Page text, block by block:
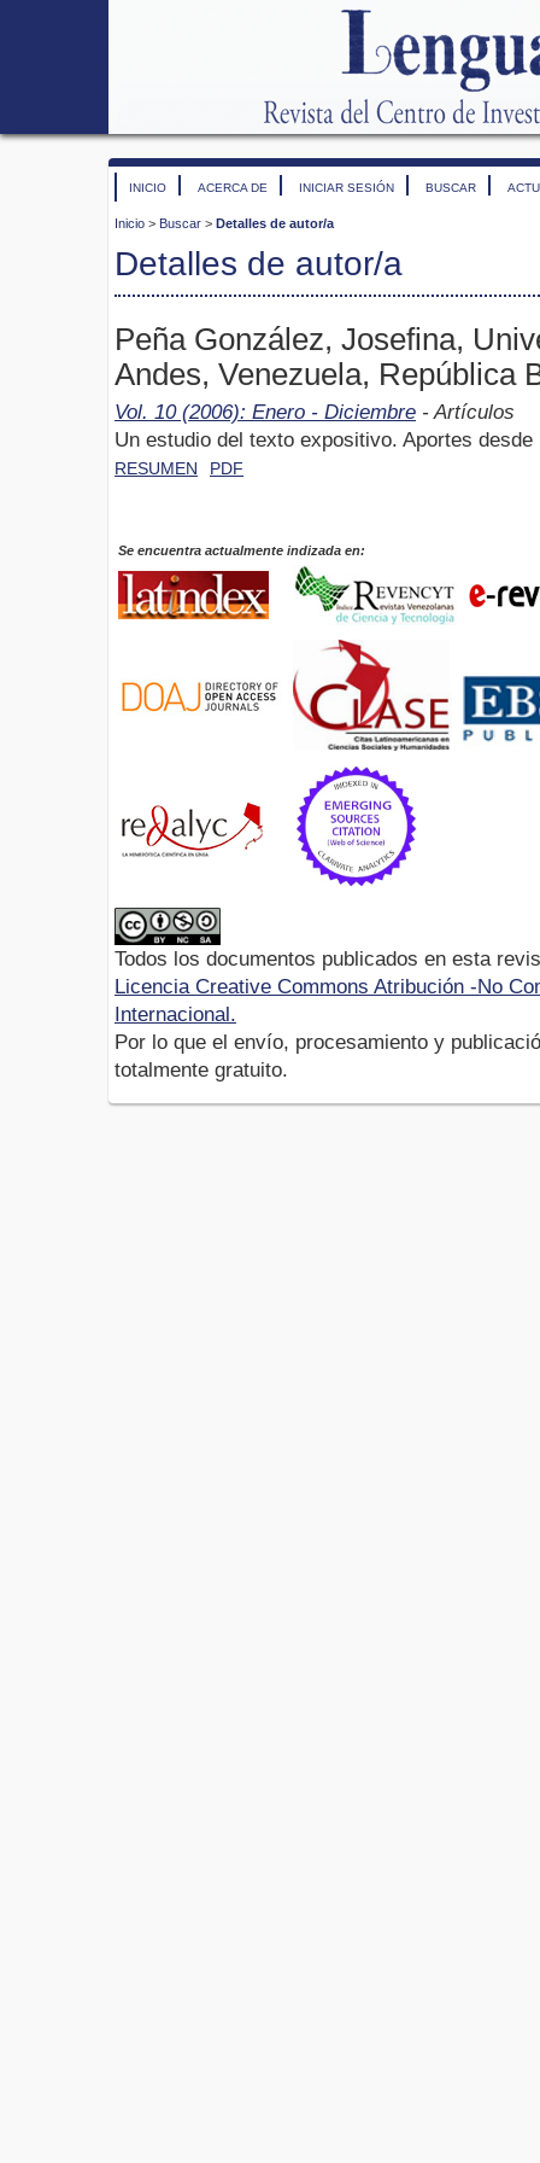
INICIO ACERCA DE INICIAR SESIÓN BUSCAR
Inicio > Buscar > Detalles de autor/a
Detalles de autor/a
Peña González, Josefina,
Andes, Venezuela, República
Vol. 10 (2006): Enero - Diciembre - Artículos
Un estudio del texto expositivo. Aportes
RESUMEN PDF
Se encuentra actualmente indizada en:
Todos los documentos publicados en esta
Licencia Creative Commons Atribución -No
Internacional.
Por lo que el envío, procesamiento y
totalmente gratuito.